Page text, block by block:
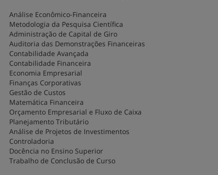
Análise Econômico-Financeira
Metodologia da Pesquisa Científica
Administração de Capital de Giro
Auditoria das Demonstrações Financeiras
Contabilidade Avançada
Contabilidade Financeira
Economia Empresarial
Finanças Corporativas
Gestão de Custos
Matemática Financeira
Orçamento Empresarial e Fluxo de Caixa
Planejamento Tributário
Análise de Projetos de Investimentos
Controladoria
Docência no Ensino Superior
Trabalho de Conclusão de Curso